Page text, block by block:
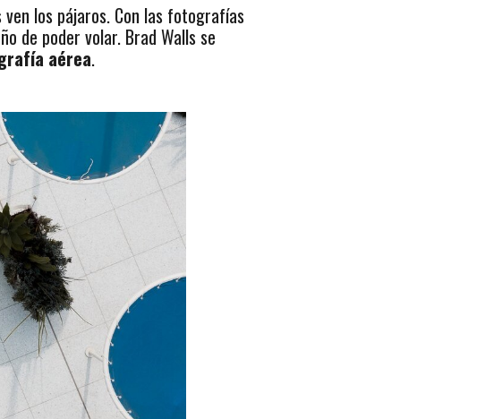
los pájaros. Con las fotografías
de poder volar. Brad Walls se
aérea.